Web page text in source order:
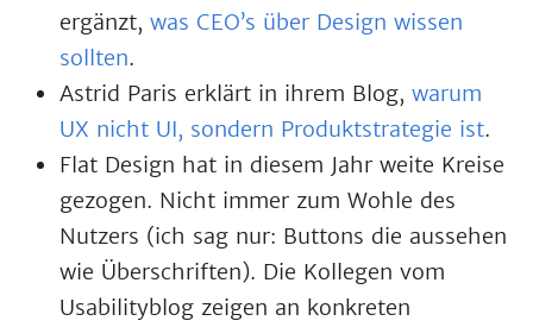
ergänzt, was CEO’s über Design wissen
sollten.
Astrid Paris erklärt in ihrem Blog, warum
UX nicht UI, sondern Produktstrategie ist.
Flat Design hat in diesem Jahr weite Kreise
gezogen. Nicht immer zum Wohle des
Nutzers (ich sag nur: Buttons die aussehen
wie Überschriften). Die Kollegen vom
Usabilityblog zeigen an konkreten